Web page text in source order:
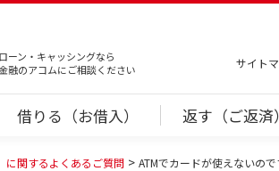
ーン・キャッシングなら
融のアコムにご相談ください
サイト
借りる（お借入） 返す（ご返済）
に関するよくあるご質問 ATMでカードが使えないの